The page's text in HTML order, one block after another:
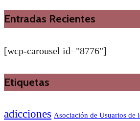
Entradas Recientes
[wcp-carousel id="8776"]
Etiquetas
adicciones Asociación de Usuarios de